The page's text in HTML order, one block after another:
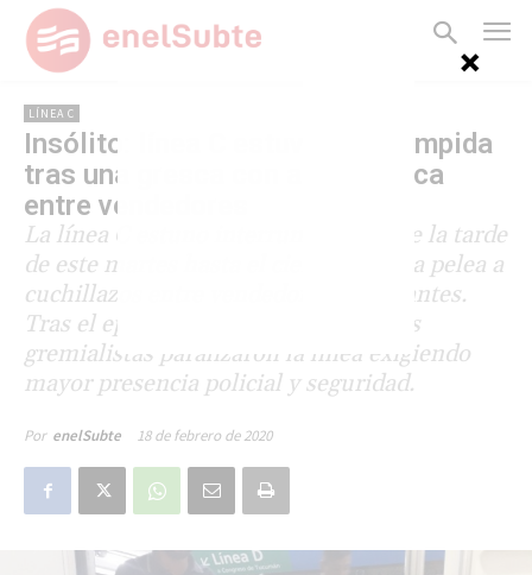
LÍNEA C
Insólito: línea C estuvo interrumpida
tras una gresca con arma blanca
entre vendedores
La línea C estuno interrumpida desde la tarde
de este martes hasta el cierre tras una pelea a
cuchillazos entre vendedores ambulantes.
Tras el episodio, que dejó heridos, los
gremialistas paralizaron la línea exigiendo
mayor presencia policial y seguridad.
Por enelSubte 18 de febrero de 2020